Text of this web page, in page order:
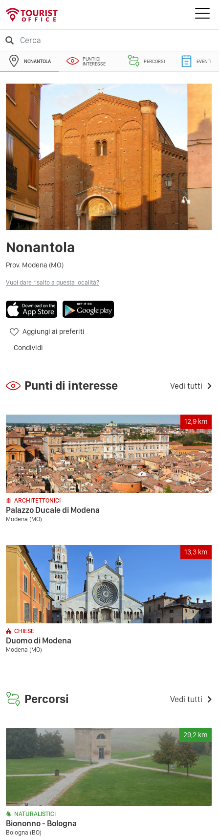
NONANTOLA
PUNTI DI
INTERESSE
PERCORSI EVENTI
Nonantola
Prov. Modena (MO)
Vuoi dare risalto a questa località?
Aggiungi ai preferiti
Condividi
Punti di interesse Vedi tutti
12,9 km
ARCHITETTONICI
Palazzo Ducale di Modena
Modena (MO)
13,3 km
CHIESE
Duomo di Modena
Modena (MO)
Percorsi Vedi tutti
29,2 km
NATURALISTICI
Biononno - Bologna
Bologna (BO)